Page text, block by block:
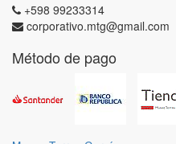
+598 99233314
corporativo.mtg@gmail.com
Método de pago